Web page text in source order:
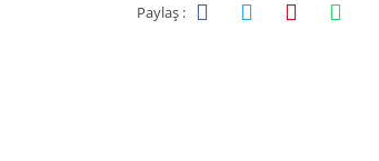
Paylaş :